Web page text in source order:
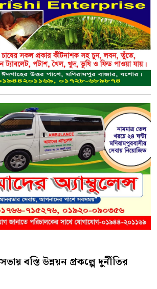
বস্তি উন্নয়ন প্রকল্পে দুর্নীতির